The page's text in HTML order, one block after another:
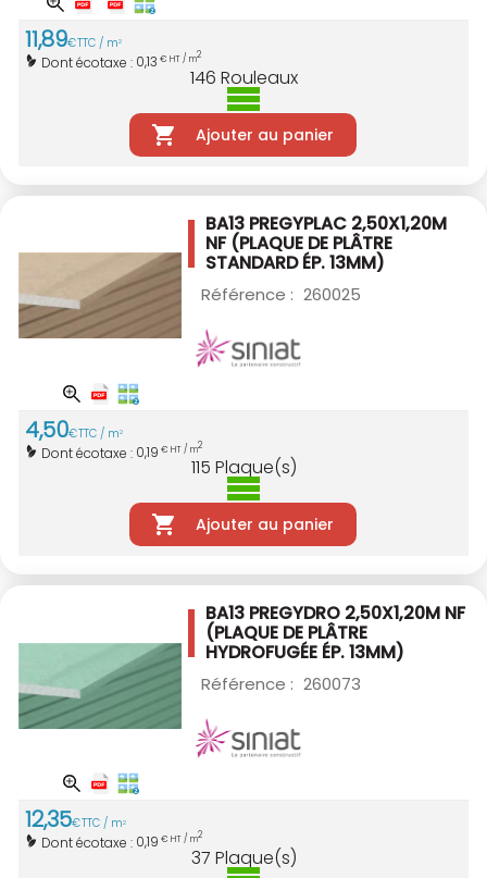
11,89€TTC / m2
Dont écotaxe : 0,13 € HT / m2
146 Rouleaux
Ajouter au panier
BA13 PREGYPLAC 2,50X1,20M
NF (PLAQUE DE PLÂTRE
STANDARD ÉP. 13MM)
Référence : 260025
4,50€TTC / m2
Dont écotaxe : 0,19 € HT / m2
115 Plaque(s)
Ajouter au panier
BA13 PREGYDRO 2,50X1,20M NF
(PLAQUE DE PLÂTRE
HYDROFUGÉE ÉP. 13MM)
Référence : 260073
12,35€TTC / m2
Dont écotaxe : 0,19 € HT / m2
37 Plaque(s)